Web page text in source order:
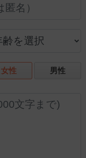
女性 男性